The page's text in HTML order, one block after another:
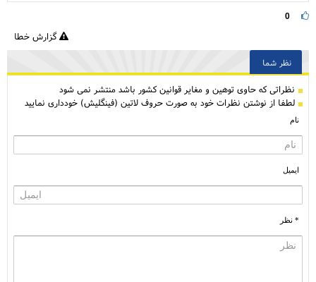
0
گزارش خطا
نظر شما
نظراتی كه حاوی توهین و مغایر قوانین کشور باشد منتشر نمی شود
لطفا از نوشتن نظرات خود به صورت حروف لاتین (فینگلیش) خودداری نمایید
نام
ایمیل
* نظر